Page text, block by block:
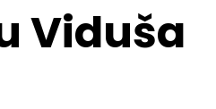
Viduša